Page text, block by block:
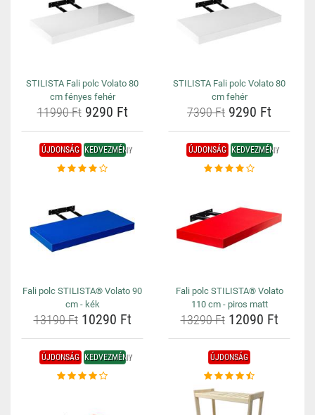
STILISTA Fali polc Volato 80
cm fényes fehér
11990 Ft9290 Ft
STILISTA Fali polc Volato 80
cm fehér
7390 Ft 9290 Ft
ÚJDONSÁG KEDVEZMÉNY
Fali polc STILISTA® Volato 90
cm - kék
13190 Ft10290 Ft
ÚJDONSÁG KEDVEZMÉNY
Fali polc STILISTA® Volato
110 cm - piros matt
13290 Ft12090 Ft
ÚJDONSÁG KEDVEZMÉNY ÚJDONSÁG